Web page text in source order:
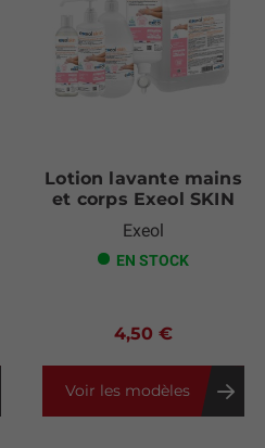
Lotion lavante mains
et corps Exeol SKIN
Exeol
EN STOCK
4,50 €
Voir les modèles